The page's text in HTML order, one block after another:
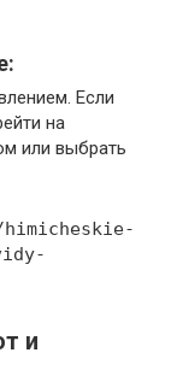
Если
на
или выбрать
и